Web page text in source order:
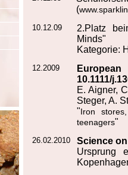
(
10.12.09
2.Platz
Minds"
Kategorie:
12.2009
10.1111/
E. Aigner,
Steger, A.
"Iron
teenagers"
26.02.2010
Science
Ursprung